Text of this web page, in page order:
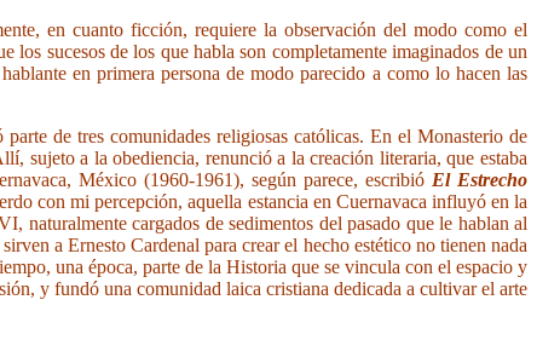
en cuanto ficción, requiere la observación del modo como el
sucesos de los que habla son completamente imaginados de un
en primera persona de modo parecido a como lo hacen las
de tres comunidades religiosas católicas. En el Monasterio de
sujeto a la obediencia, renunció a la creación literaria, que estaba
México (1960-1961), según parece, escribió El Estrecho
con mi percepción, aquella estancia en Cuernavaca influyó en la
naturalmente cargados de sedimentos del pasado que le hablan al
a Ernesto Cardenal para crear el hecho estético no tienen nada
una época, parte de la Historia que se vincula con el espacio y
y fundó una comunidad laica cristiana dedicada a cultivar el arte